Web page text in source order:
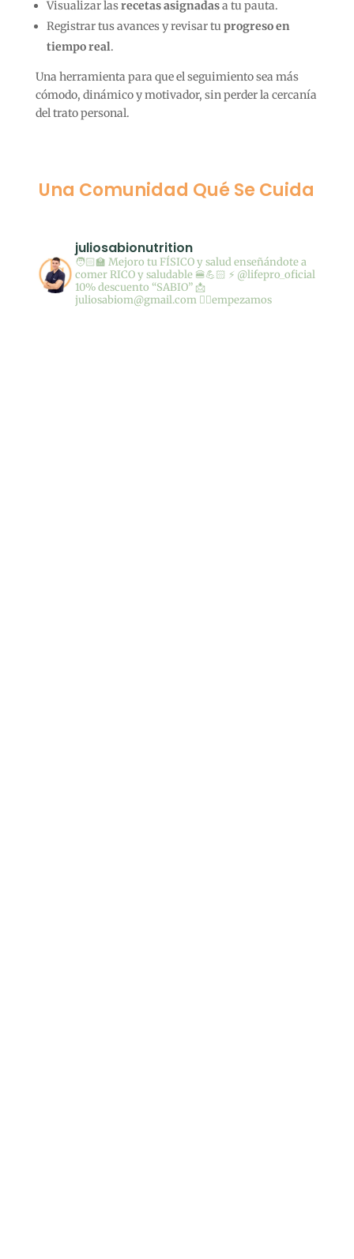
Visualizar lasrecetas asignadasa tu pauta.
Registrar tus avances y revisar tu progreso en
tiempo real.
Una herramienta para que el seguimiento sea más
cómodo, dinámico y motivador, sin perder la cercanía
del trato personal.
Una Comunidad Qué Se Cuida
juliosabionutrition
🧑🏻‍🏫 Mejoro tu FÍSICO y salud enseñándote a
comer RICO y saludable 🍔💪🏻 ⚡️ @lifepro_oficial
10% descuento “SABIO”📩
juliosabiom@gmail.com👇🏼empezamos